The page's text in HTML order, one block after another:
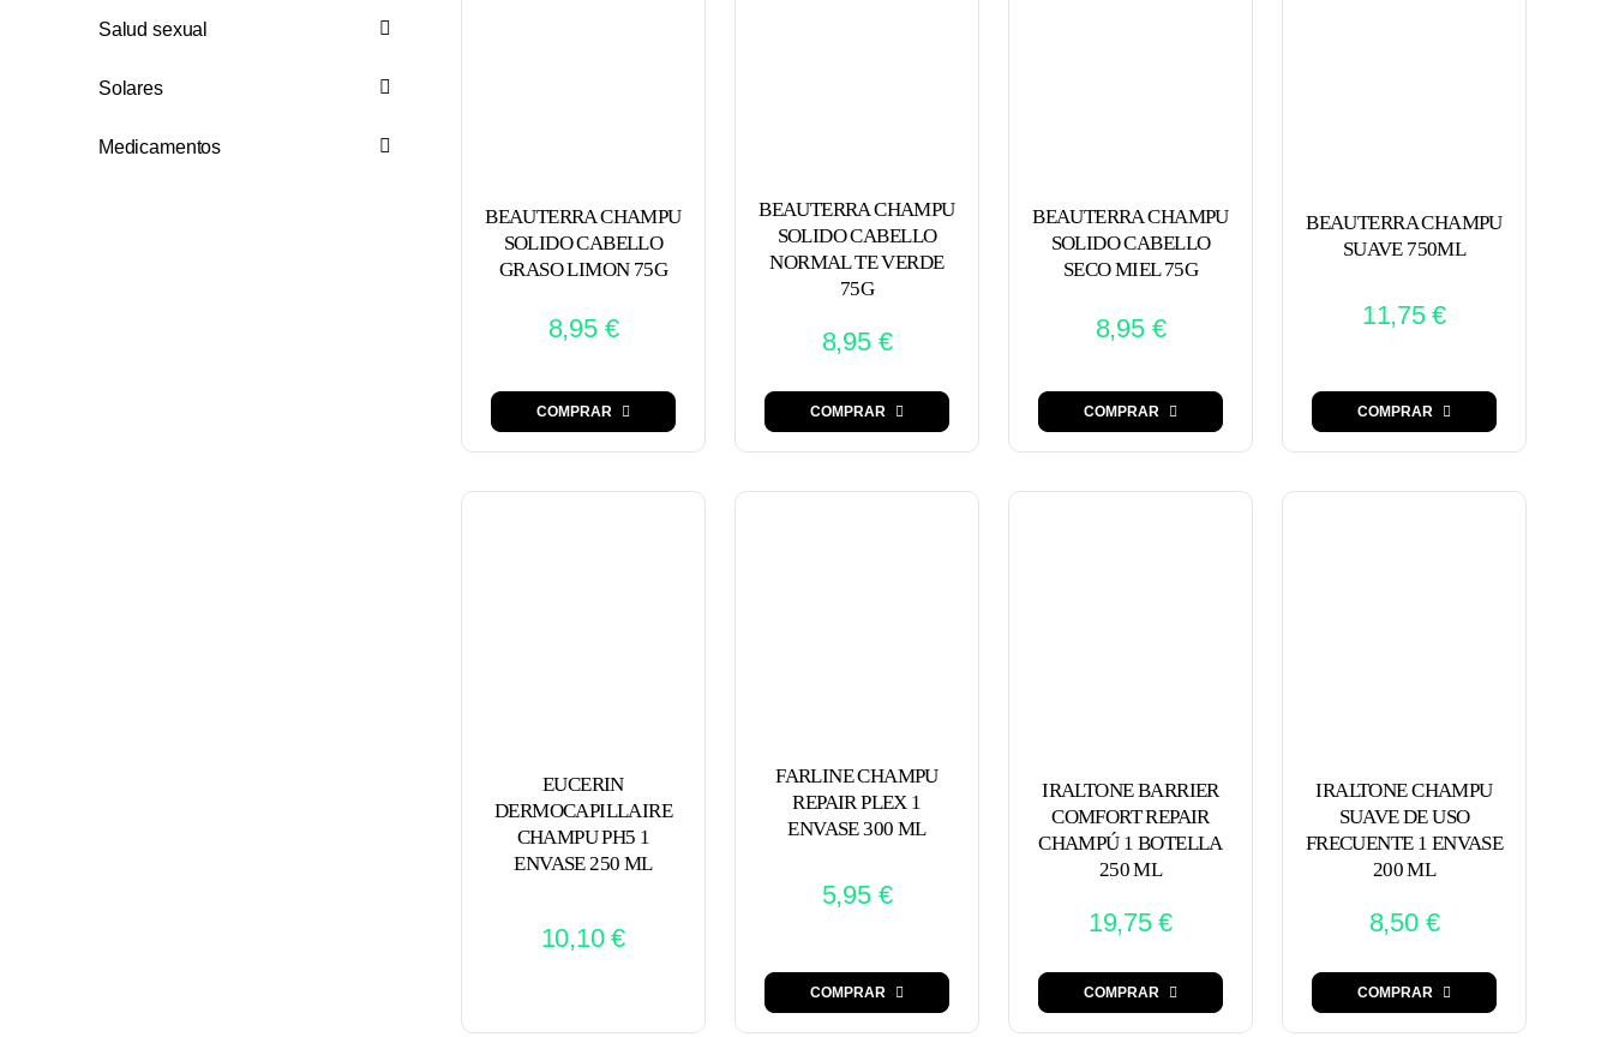
Salud sexual
Solares
Medicamentos
BEAUTERRA CHAMPU
SOLIDO CABELLO
GRASO LIMON 75G
8,95 €
COMPRAR
BEAUTERRA CHAMPU
SOLIDO CABELLO
NORMAL TE VERDE
75G
8,95 €
COMPRAR
BEAUTERRA CHAMPU
SOLIDO CABELLO
SECO MIEL 75G
8,95 €
COMPRAR
BEAUTERRA CHAMPU
SUAVE 750ML
11,75€
COMPRAR
EUCERIN
DERMOCAPILLAIRE
CHAMPU PH5 1
ENVASE 250 ML
10,10€
FARLINE CHAMPU
REPAIR PLEX 1
ENVASE 300 ML
5,95 €
COMPRAR
IRALTONE BARRIER
COMFORT REPAIR
CHAMPÚ 1 BOTELLA
250 ML
19,75€
COMPRAR
IRALTONE CHAMPU
SUAVE DE USO
FRECUENTE 1 ENVASE
200 ML
8,50 €
COMPRAR